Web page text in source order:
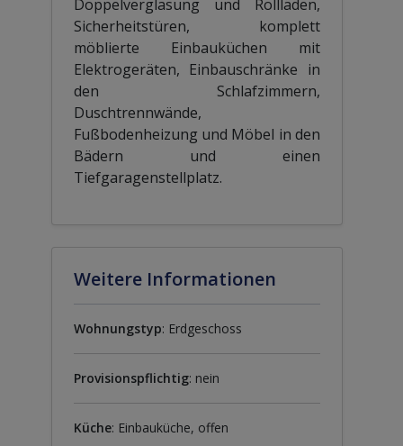
Doppelverglasung und Rollläden,
Sicherheitstüren, komplett
möblierte Einbauküchen mit
Elektrogeräten, Einbauschränke in
den Schlafzimmern,
Duschtrennwände,
Fußbodenheizung und Möbel in den
Bädern und einen
Tiefgaragenstellplatz.
Weitere Informationen
Wohnungstyp: Erdgeschoss
Provisionspflichtig: nein
Küche: Einbauküche, offen